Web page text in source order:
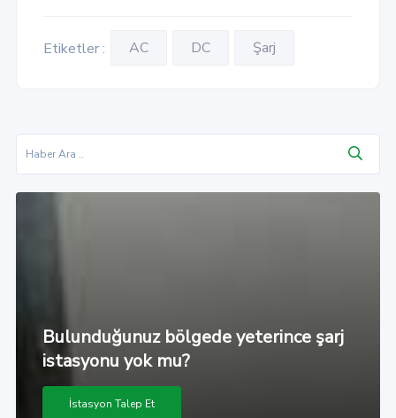
Etiketler : AC DC Şarj
Bulunduğunuz bölgede yeterince şarj
istasyonu yok mu?
İstasyon Talep Et